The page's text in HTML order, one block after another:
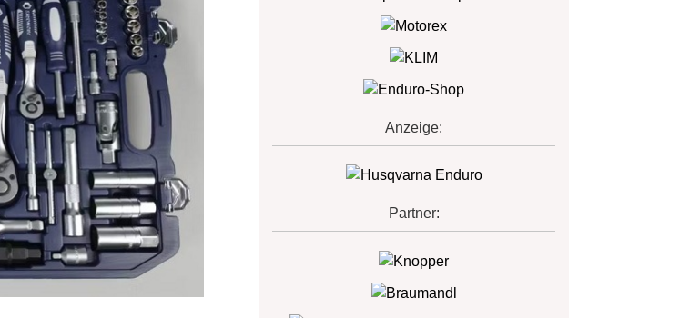
Anzeige:
Partner: